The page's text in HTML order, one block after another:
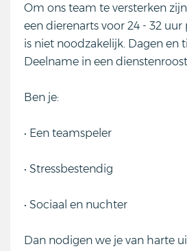
Om ons team te versterken
een dierenarts voor 24 - 32 uur
is niet noodzakelijk. Dagen en
Deelname in een
Ben je:
• Een teamspeler
• Stressbestendig
• Sociaal en nuchter
Dan nodigen we je van harte